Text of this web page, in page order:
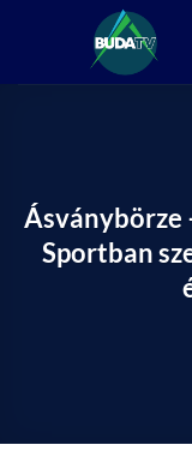
Ásványbörze
Sportban